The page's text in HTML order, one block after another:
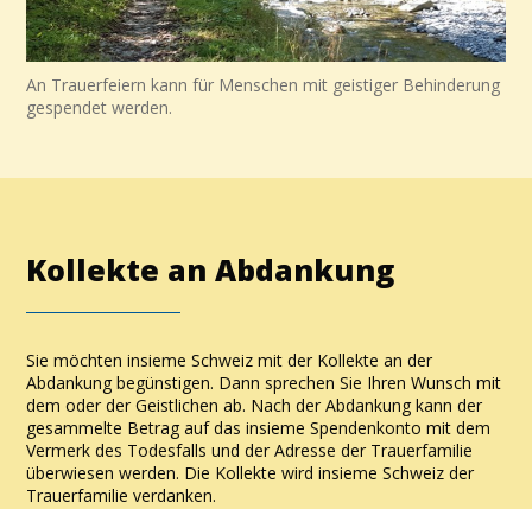
An Trauerfeiern kann für Menschen mit geistiger Behinderung
gespendet werden.
Kollekte an Abdankung
Sie möchten insieme Schweiz mit der Kollekte an der
Abdankung begünstigen. Dann sprechen Sie Ihren Wunsch mit
dem oder der Geistlichen ab. Nach der Abdankung kann der
gesammelte Betrag auf das insieme Spendenkonto mit dem
Vermerk des Todesfalls und der Adresse der Trauerfamilie
überwiesen werden. Die Kollekte wird insieme Schweiz der
Trauerfamilie verdanken.